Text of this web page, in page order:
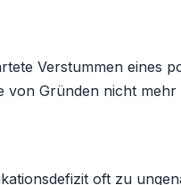
Verstummen eines
von Gründen nicht
oft zu